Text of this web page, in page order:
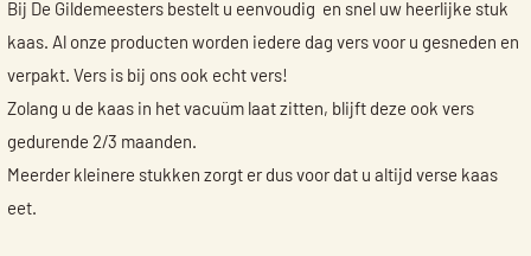
Bij De Gildemeesters bestelt u eenvoudig en snel uw heerlijke stuk
kaas. Al onze producten worden iedere dag vers voor u gesneden en
verpakt. Vers is bij ons ook echt vers!
Zolang u de kaas in het vacuüm laat zitten, blijft deze ook vers
gedurende 2/3 maanden.
Meerder kleinere stukken zorgt er dus voor dat u altijd verse kaas
eet.